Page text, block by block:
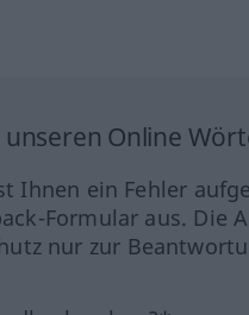
unseren Online
Ihnen ein Fehler
Formular aus.
nur zur